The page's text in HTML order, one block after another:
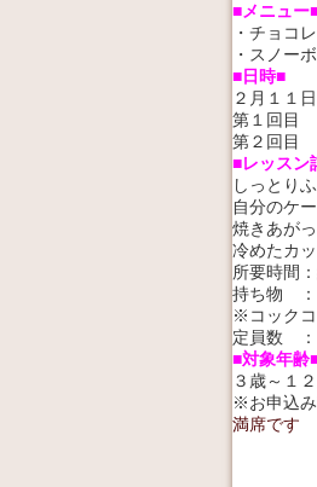
■メニュー
・チョコ
・スノー
■日時■
２月１１
第１回目
第２回目
■レッスン
しっとり
自分のケ
焼きあが
冷めたカ
所要時間
持ち物 ：
※コックコ
定員数 ：
■対象年齢
３歳～１
※お申込み
満席です